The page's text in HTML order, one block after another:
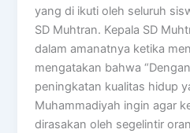
yang di ikuti oleh seluruh
SD Muhtran. Kepala SD
dalam amanatnya ketika
mengatakan bahwa
peningkatan kualitas hidup
Muhammadiyah ingin agar
dirasakan oleh segelintir